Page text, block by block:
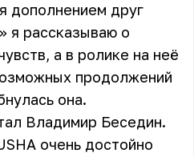
дополнением друг
я рассказываю о
а в ролике на неё
продолжений
она.
Владимир Беседин.
очень достойно